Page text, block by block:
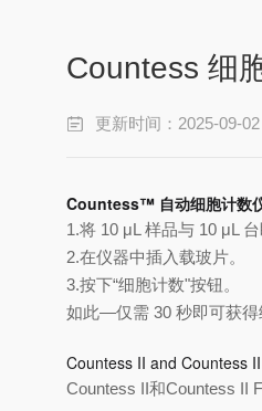
Countess 细
更新时间：2025-09-02
Countess™ 自动细胞计数
1.将 10 μL 样品与 10 μL
2.在仪器中插入载玻片。
3.按下“细胞计数"按钮。
如此—仅需 30 秒即可获
Countess II and Countess
Countess II和Countess II